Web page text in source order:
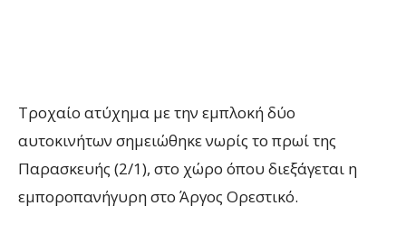
Τροχαίο ατύχημα με την εμπλοκή δύο
αυτοκινήτων σημειώθηκε νωρίς το πρωί της
Παρασκευής (2/1), στο χώρο όπου διεξάγεται η
εμποροπανήγυρη στο Άργος Ορεστικό.